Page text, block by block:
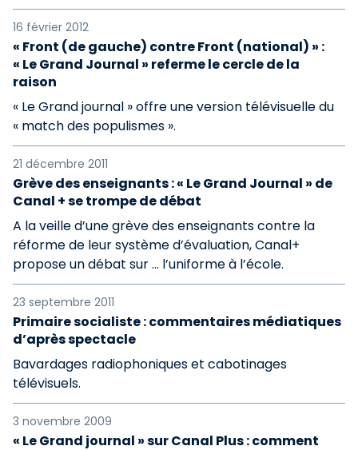
16 février 2012
« Front (de gauche) contre Front (national) » :
« Le Grand Journal » referme le cercle de la
raison
« Le Grand journal » offre une version télévisuelle du
« match des populismes ».
21 décembre 2011
Grève des enseignants : « Le Grand Journal » de
Canal + se trompe de débat
A la veille d’une grève des enseignants contre la
réforme de leur système d’évaluation, Canal+
propose un débat sur … l’uniforme à l’école.
23 septembre 2011
Primaire socialiste : commentaires médiatiques
d’après spectacle
Bavardages radiophoniques et cabotinages
télévisuels.
3 novembre 2009
« Le Grand journal » sur Canal Plus : comment